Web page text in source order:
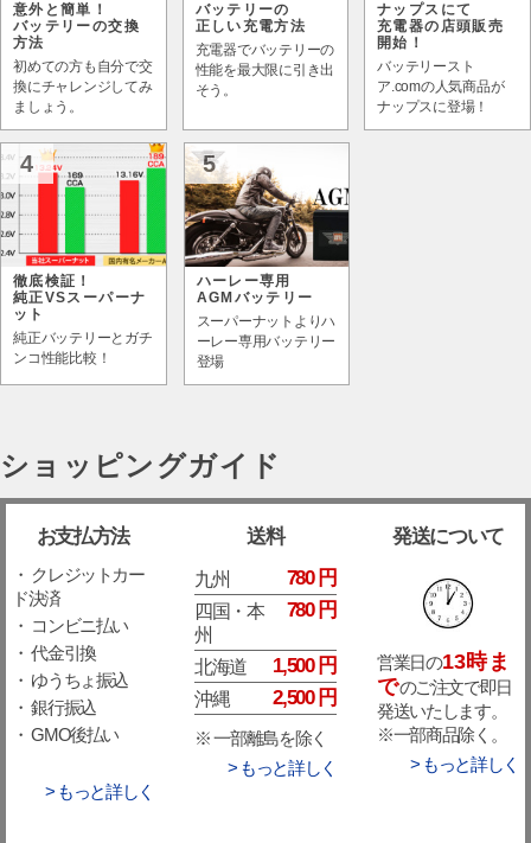
意外と簡単！
バッテリーの交換
方法
初めての方も自分で交
換にチャレンジしてみ
ましょう。
バッテリーの
正しい充電方法
充電器でバッテリーの
性能を最大限に引き出
そう。
ナップスにて
充電器の店頭販売
開始！
バッテリースト
ア.comの人気商品が
ナップスに登場！
4
徹底検証！
純正VSスーパーナ
ット
純正バッテリーとガチ
ンコ性能比較！
5
ハーレー専用
AGMバッテリー
スーパーナットよりハ
ーレー専用バッテリー
登場
ショッピングガイド
お支払方法
・ クレジットカー
ド決済
・ コンビニ払い
・ 代金引換
・ ゆうちょ振込
・ 銀行振込
・ GMO後払い
> もっと詳しく
送料
九州 780 円
四国・本
州
780 円
北海道 1,500 円
沖縄 2,500 円
※ 一部離島を除く
> もっと詳しく
発送について
営業日の13時ま
でのご注文で即日
発送いたします。
※一部商品除く。
> もっと詳しく